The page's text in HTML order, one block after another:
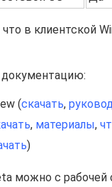
в клиентской
документацию:
(скачать,
, материалы,
)
можно с